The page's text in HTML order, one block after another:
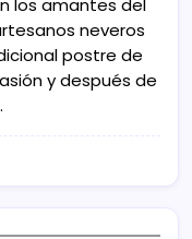
los amantes del
neveros
postre de
y después de